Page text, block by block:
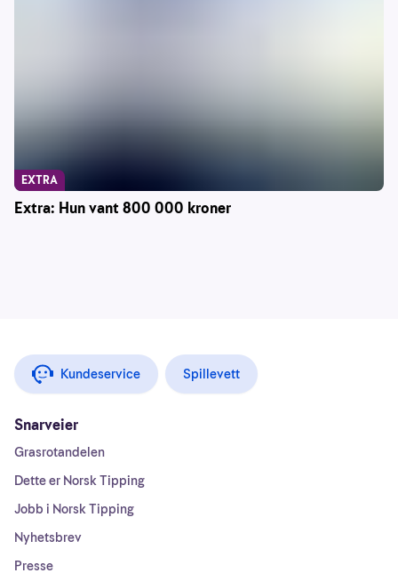
Extra: Hun vant 800 000 kroner
EXTRA
Kundeservice Spillevett
Snarveier
Grasrotandelen
Dette er Norsk Tipping
Jobb i Norsk Tipping
Nyhetsbrev
Presse